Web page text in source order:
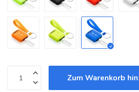
Zum Warenkorb